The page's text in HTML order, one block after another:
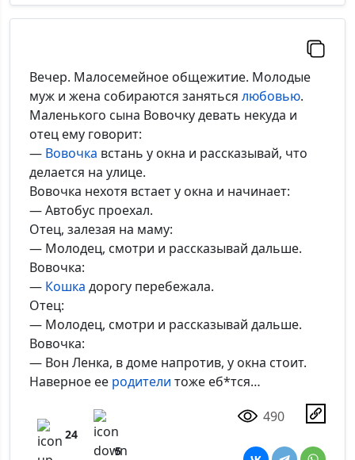
Вечер. Малосемейное общежитие. Молодые
муж и жена собираются заняться любовью.
Маленького сына Вовочку девать некуда и
отец ему говорит:
— Вовочка встань у окна и рассказывай, что
делается на улице.
Вовочка нехотя встает у окна и начинает:
— Автобус проехал.
Отец, залезая на маму:
— Молодец, смотри и рассказывай дальше.
Вовочка:
— Кошка дорогу перебежала.
Отец:
— Молодец, смотри и рассказывай дальше.
Вовочка:
— Вон Ленка, в доме напротив, у окна стоит.
Наверное ее родители тоже еб*тся…
24
5
490